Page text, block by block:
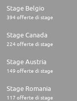
Stage Belgio
394 offerte di stage
Stage Canada
224 offerte di stage
Stage Austria
149 offerte di stage
Stage Romania
117 offerte di stage